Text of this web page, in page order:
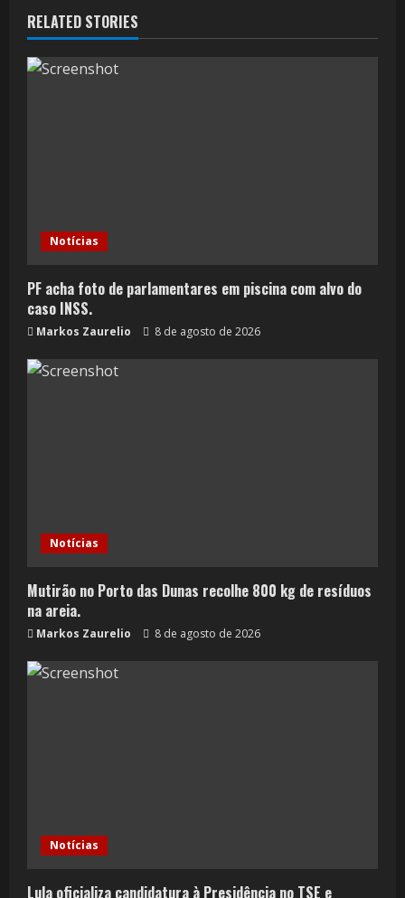
RELATED STORIES
Notícias
PF acha foto de parlamentares em piscina com alvo do
caso INSS.
Markos Zaurelio 8 de agosto de 2026
Notícias
Mutirão no Porto das Dunas recolhe 800 kg de resíduos
na areia.
Markos Zaurelio 8 de agosto de 2026
Notícias
Lula oficializa candidatura à Presidência no TSE e